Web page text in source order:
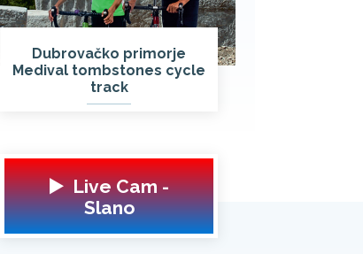
Dubrovačko primorje
Medival tombstones cycle
track
▶️ Live Cam -
Slano